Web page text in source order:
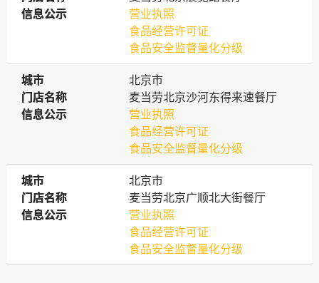
信息公示
信息公示
营业执照
食品经营许可证
食品安全监督量化分级
城市
城市
北京市
门店名称
门店名称
麦当劳北京沙河东得来速餐厅
信息公示
信息公示
营业执照
食品经营许可证
食品安全监督量化分级
城市
城市
北京市
门店名称
门店名称
麦当劳北京广顺北大街餐厅
信息公示
信息公示
营业执照
食品经营许可证
食品安全监督量化分级